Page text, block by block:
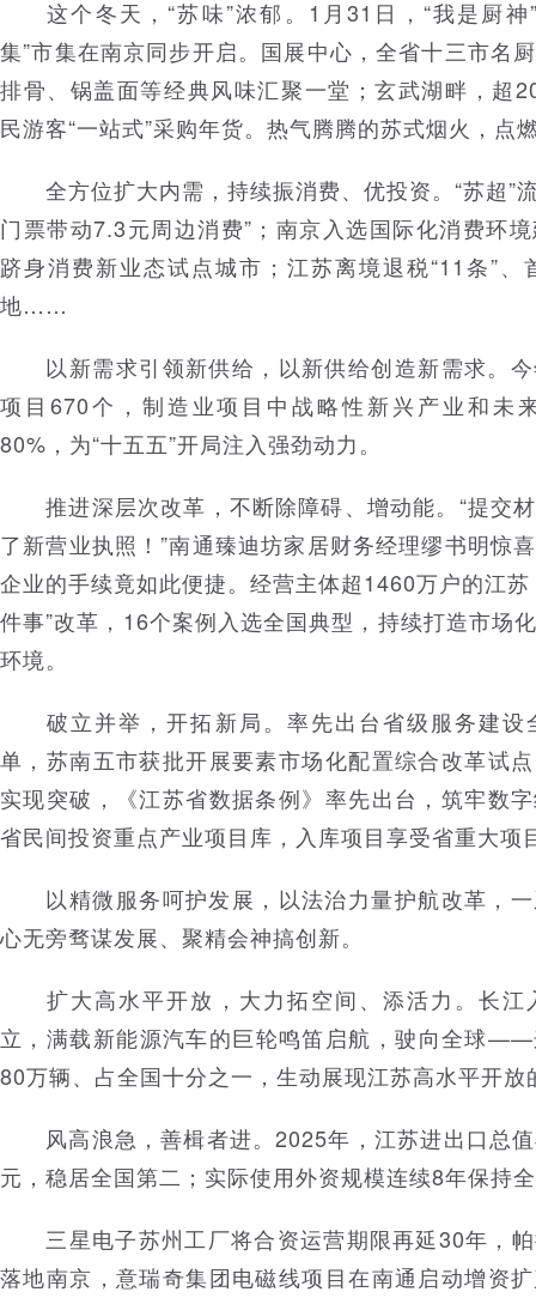
这个冬天，“苏味”浓郁。1月31日，“我是厨神
集”市集在南京同步开启。国展中心，全省十三市名
排骨、锅盖面等经典风味汇聚一堂；玄武湖畔，超
民游客“一站式”采购年货。热气腾腾的苏式烟火，点
全方位扩大内需，持续振消费、优投资。“苏超”
门票带动7.3元周边消费”；南京入选国际化消费环
跻身消费新业态试点城市；江苏离境退税“11条”
地……
以新需求引领新供给，以新供给创造新需求。今
项目670个，制造业项目中战略性新兴产业和未
80%，为“十五五”开局注入强劲动力。
推进深层次改革，不断除障碍、增动能。“提交
了新营业执照！”南通臻迪坊家居财务经理缪书明惊
企业的手续竟如此便捷。经营主体超1460万户的江
件事”改革，16个案例入选全国典型，持续打造市场
环境。
破立并举，开拓新局。率先出台省级服务建设
单，苏南五市获批开展要素市场化配置综合改革试
实现突破，《江苏省数据条例》率先出台，筑牢数
省民间投资重点产业项目库，入库项目享受省重大
以精微服务呵护发展，以法治力量护航改革，一
心无旁骛谋发展、聚精会神搞创新。
扩大高水平开放，大力拓空间、添活力。长江
立，满载新能源汽车的巨轮鸣笛启航，驶向全球
80万辆、占全国十分之一，生动展现江苏高水平开放
风高浪急，善楫者进。2025年，江苏进出口总
元，稳居全国第二；实际使用外资规模连续8年保持
三星电子苏州工厂将合资运营期限再延30年，帕
落地南京，意瑞奇集团电磁线项目在南通启动增资